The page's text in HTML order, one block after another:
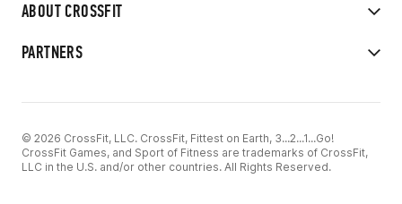
ABOUT CROSSFIT
PARTNERS
© 2026 CrossFit, LLC. CrossFit, Fittest on Earth, 3...2...1...Go!
CrossFit Games, and Sport of Fitness are trademarks of CrossFit,
LLC in the U.S. and/or other countries. All Rights Reserved.